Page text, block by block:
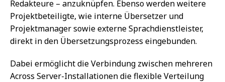
Redakteure – anzuknüpfen. Ebenso werden weitere
Projektbeteiligte, wie interne Übersetzer und
Projektmanager sowie externe Sprachdienstleister,
direkt in den Übersetzungsprozess eingebunden.
Dabei ermöglicht die Verbindung zwischen mehreren
Across Server-Installationen die flexible Verteilung